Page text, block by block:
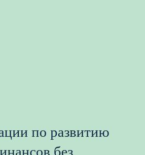
по развитию
без